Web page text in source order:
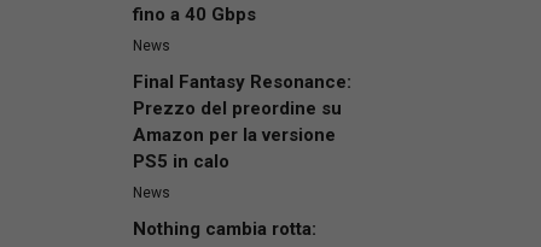
fino a 40 Gbps
News
Final Fantasy Resonance:
Prezzo del preordine su
Amazon per la versione
PS5 in calo
News
Nothing cambia rotta: